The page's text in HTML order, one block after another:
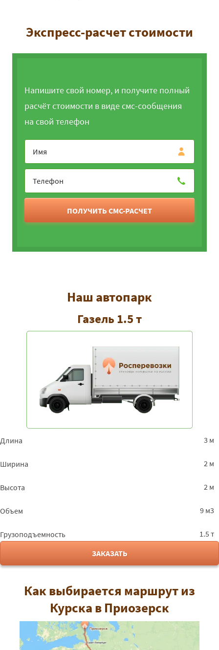
Экспресс-расчет стоимости
Напишите свой номер, и получите полный
расчёт стоимости в виде смс-сообщения
на свой телефон
ПОЛУЧИТЬ СМС-РАСЧЕТ
Наш автопарк
Газель 1.5 т
Длина 3 м
Ширина 2 м
Высота 2 м
Объем 9 м3
Грузоподъемность
1.5 т
ЗАКАЗАТЬ
Как выбирается маршрут из
Курска в Приозерск